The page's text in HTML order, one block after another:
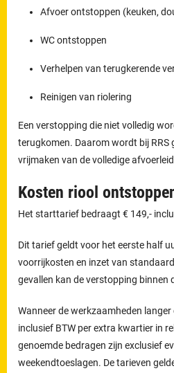
Afvoer ontstoppen (keuken,
WC ontstoppen
Verhelpen van terugkerende
Reinigen van riolering
Een verstopping die niet volledig
terugkomen. Daarom wordt bij RRS
vrijmaken van de volledige
Kosten riool
Het starttarief bedraagt € 149,-
Dit tarief geldt voor het eerste half
voorrijkosten en inzet van
gevallen kan de verstopping binnen
Wanneer de werkzaamheden
inclusief BTW per extra kwartier in
genoemde bedragen zijn exclusief
weekendtoeslagen. De tarieven